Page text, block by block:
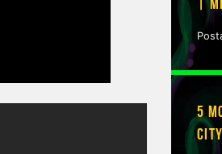
|
5